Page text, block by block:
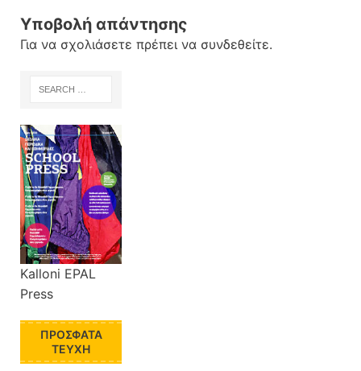
Υποβολή απάντησης
Για να σχολιάσετε πρέπει να συνδεθείτε.
Kalloni EPAL
Press
ΠΡΌΣΦΑΤΑ
ΤΕΎΧΗ